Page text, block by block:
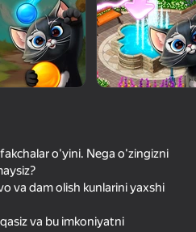
ham
Алмазная сортировка: Раскраска кристалликами
o'yini. Nega o'zingizni
va dam olish kunlarini yaxshi
va bu imkoniyatni